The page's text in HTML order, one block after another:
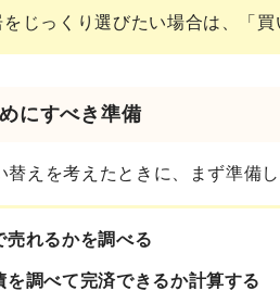
じっくり選びたい場合は、「
にすべき準備
えを考えたときに、まず準備
売れるかを調べる
を調べて完済できるか計算する